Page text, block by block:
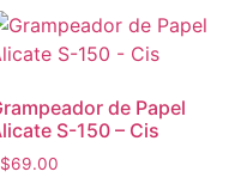
de Papel
S-150 – Cis
69.00